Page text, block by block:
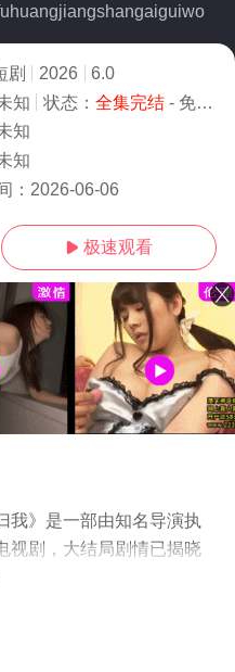
剧 2026
6.0
知 状态： 全集完结- 免费在线观看
知
知
： 2026-06-06
 极速观看
我》是一部由知名导演执
视剧，大结局剧情已揭晓
清无删减完整版电视剧全